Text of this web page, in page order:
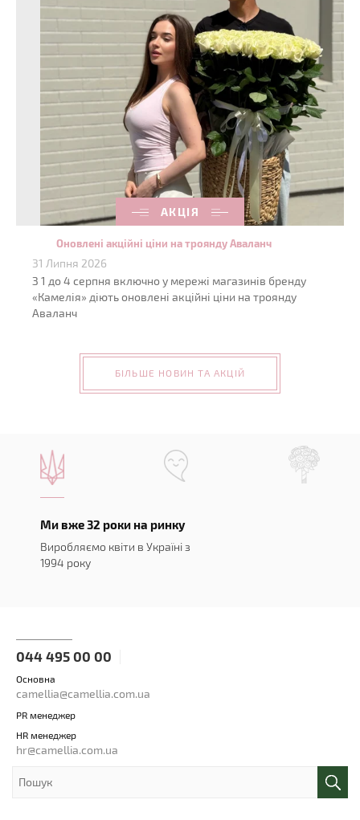
АКЦІЯ
Оновлені акційні ціни на троянду Аваланч
31 Липня 2026
З 1 до 4 серпня включно у мережі магазинів бренду
«Камелія» діють оновлені акційні ціни на троянду
Аваланч
БІЛЬШЕ НОВИН ТА АКЦІЙ
Ми вже 32 роки на ринку
Виробляємо квіти в Україні з
1994 року
044 495 00 00
Основна
camellia@camellia.com.ua
PR менеджер
HR менеджер
hr@camellia.com.ua